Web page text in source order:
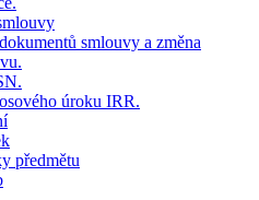
smlouvy a změna
úroku IRR.
předmětu